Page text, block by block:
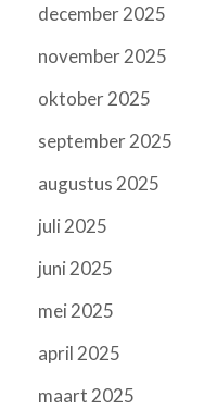
december 2025
november 2025
oktober 2025
september 2025
augustus 2025
juli 2025
juni 2025
mei 2025
april 2025
maart 2025